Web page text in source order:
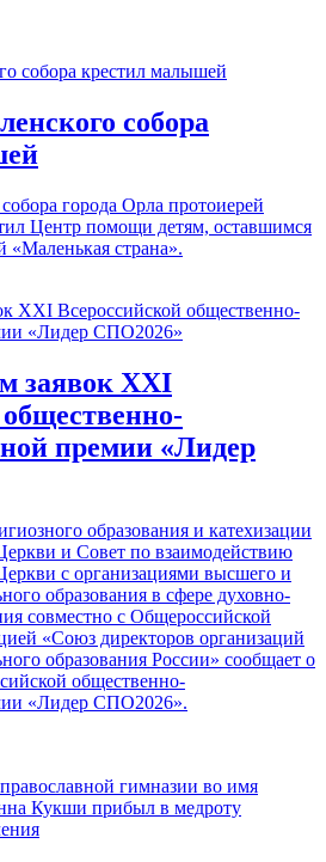
собора
города Орла протоиерей
Центр помощи детям, оставшимся
«Маленькая страна».
заявок XXI
премии «Лидер
образования и катехизации
и Совет по взаимодействию
с организациями высшего и
образования в сфере духовно-
совместно с Общероссийской
«Союз директоров организаций
образования России» сообщает о
общественно-
«Лидер СПО2026».